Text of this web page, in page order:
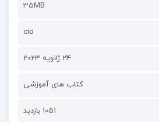
35MB
cio
24 ژانویه 2023
کتاب های آموزشی
1051 بازدید